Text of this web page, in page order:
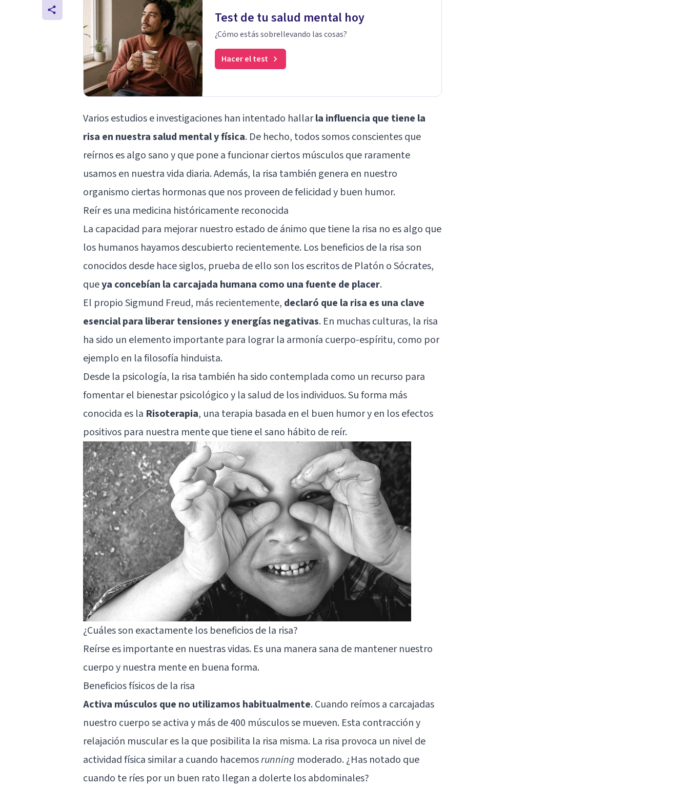
Test de tu salud mental hoy
¿Cómo estás sobrellevando las cosas?
Hacer el test
Varios estudios e investigaciones han intentado hallarla influencia que tiene la
risa en nuestra salud mental y física. De hecho, todos somos conscientes que
reírnos es algo sano y que pone a funcionar ciertos músculos que raramente
usamos en nuestra vida diaria. Además, la risa también genera en nuestro
organismo ciertas hormonas que nos proveen defelicidady buen humor.
Reír es una medicina históricamente reconocida
La capacidad para mejorar nuestro estado de ánimo que tiene la risa no es algo que
los humanos hayamos descubierto recientemente. Los beneficios de la risa son
conocidos desde hace siglos, prueba de ello son los escritos de Platón o Sócrates,
queya concebían la carcajada humana como una fuente de placer.
El propioSigmund Freud, más recientemente, declaró que la risa es una clave
esencial para liberar tensiones y energías negativas. En muchas culturas, la risa
ha sido un elemento importante para lograr la armonía cuerpo-espíritu, como por
ejemplo en la filosofía hinduista.
Desde la psicología, la risa también ha sido contemplada como un recurso para
fomentar el bienestar psicológico y la salud de los individuos. Su forma más
conocida es la Risoterapia, una terapia basada en el buen humor y en los efectos
positivos para nuestra mente que tiene el sano hábito de reír.
¿Cuáles son exactamente los beneficios de la risa?
Reírse es importante en nuestras vidas. Es una manera sana de mantener nuestro
cuerpo y nuestra mente en buena forma.
Beneficios físicos de la risa
Activa músculos que no utilizamos habitualmente. Cuando reímos a carcajadas
nuestro cuerpo se activa y más de 400 músculos se mueven. Esta contracción y
relajación muscular es la que posibilita la risa misma. La risa provoca un nivel de
actividad física similar a cuando hacemosrunning moderado. ¿Has notado que
cuando te ríes por un buen rato llegan a dolerte los abdominales?